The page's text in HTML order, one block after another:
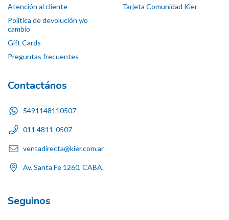
Atención al cliente
Política de devolución y/o
cambio
Gift Cards
Preguntas frecuentes
Tarjeta Comunidad Kier
Contactános
5491148110507
011 4811-0507
ventadirecta@kier.com.ar
Av. Santa Fe 1260, CABA.
Seguinos